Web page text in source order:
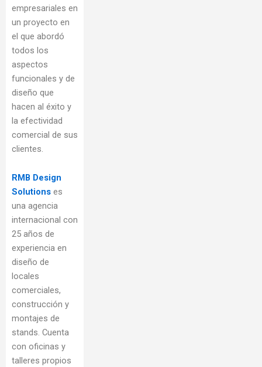
empresariales en
un proyecto en
el que abordó
todos los
aspectos
funcionales y de
diseño que
hacen al éxito y
la efectividad
comercial de sus
clientes.
RMB Design
Solutions es
una agencia
internacional con
25 años de
experiencia en
diseño de
locales
comerciales,
construcción y
montajes de
stands. Cuenta
con oficinas y
talleres propios